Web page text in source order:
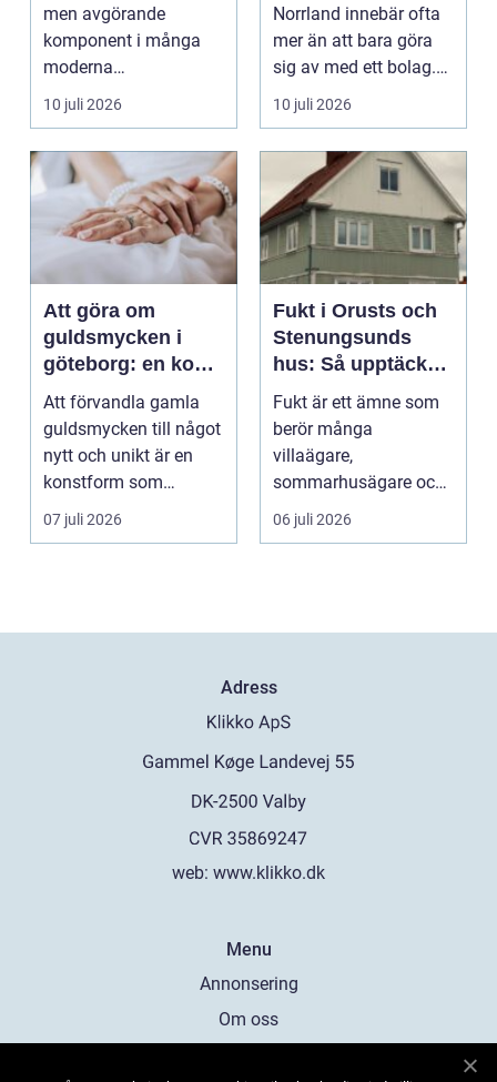
men avgörande
komponent i många
moderna
verksamheter. Den
används för att fl...
10 juli 2026
Norrland innebär ofta
mer än att bara göra
sig av med ett bolag.
För många ä...
10 juli 2026
Att göra om
guldsmycken i
göteborg: en konst
att förnya det
gamla
Att förvandla gamla
guldsmycken till något
nytt och unikt är en
konstform som
kombinerar
traditionel...
07 juli 2026
Fukt i Orusts och
Stenungsunds
hus: Så upptäcker
och åtgärdar du
problemet
Fukt är ett ämne som
berör många
villaägare,
sommarhusägare och
bosta...
06 juli 2026
Adress
web: www.klikko.dk
Menu
Annonsering
Om oss